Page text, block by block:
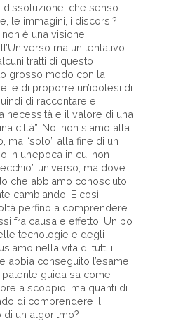
dissoluzione, che senso
le immagini, i discorsi?
è una visione
ma un tentativo
tratti di questo
grosso modo con la
e di proporre un’ipotesi di
di raccontare e
necessità e il valore di una
città”. No, non siamo alla
ma “solo” alla fine di un
in un’epoca in cui non
universo, ma dove
che abbiamo conosciuto
cambiando. E così
perfino a comprendere
fra causa e effetto. Un po’
tecnologie e degli
nella vita di tutti i
abbia conseguito l’esame
guida sa come
a scoppio, ma quanti di
di comprendere il
di un algoritmo?